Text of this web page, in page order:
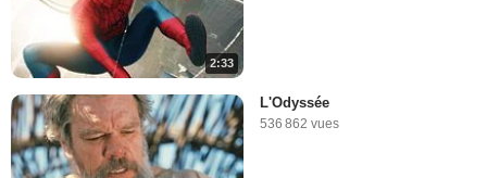
2:33
L'Odyssée
536 862 vues